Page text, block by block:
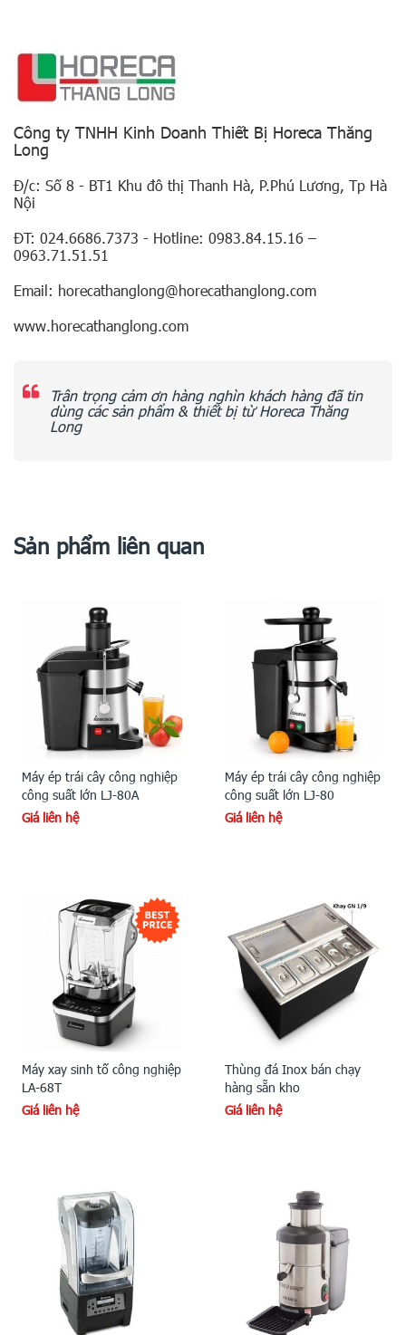
Công ty TNHH Kinh Doanh Thiết Bị Horeca Thăng
Long
Đ/c: Số 8 - BT1 Khu đô thị Thanh Hà, P.Phú Lương, Tp Hà
Nội
ĐT: 024.6686.7373 - Hotline: 0983.84.15.16 –
0963.71.51.51
Email: horecathanglong@horecathanglong.com
www.horecathanglong.com
Trân trọng cảm ơn hàng nghìn khách hàng đã tin
dùng các sản phẩm & thiết bị từ Horeca Thăng
Long
Sản phẩm liên quan
Máy ép trái cây công nghiệp
công suất lớn LJ-80A
Giá liên hệ
Máy ép trái cây công nghiệp
công suất lớn LJ-80
Giá liên hệ
Máy xay sinh tố công nghiệp
LA-68T
Giá liên hệ
Thùng đá Inox bán chạy
hàng sẵn kho
Giá liên hệ